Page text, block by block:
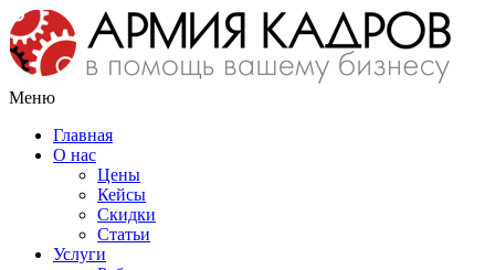
Меню
Главная
О нас
Цены
Кейсы
Скидки
Статьи
Услуги